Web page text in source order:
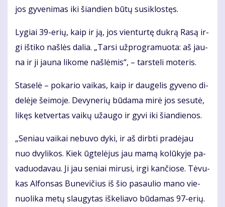
jos gy­ve­ni­mas iki šian­dien bū­tų su­si­klos­tęs.
Ly­giai 39-erių, kaip ir ją, jos vien­tur­tę duk­rą Ra­są ir­
gi iš­ti­ko naš­lės da­lia. „Tar­si už­prog­ra­muo­ta: aš jau­
na ir ji jau­na li­ko­me naš­lė­mis“, – tars­te­li mo­te­ris.
Sta­se­lė – po­ka­rio vai­kas, kaip ir dau­ge­lis gy­ve­no di­
de­lė­je šei­mo­je. De­vy­ne­rių bū­da­ma mi­rė jos se­su­tė,
li­kęs ket­ver­tas vai­kų už­au­go ir gy­vi iki šian­die­nos.
„Se­niau vai­kai ne­bu­vo dy­ki, ir aš dirb­ti pra­dė­jau
nuo dvy­li­kos. Kiek ūg­te­lė­jus jau ma­mą ko­lū­ky­je pa­
va­duo­da­vau. Ji jau se­niai mi­ru­si, ir­gi kan­čio­se. Tė­vu­
kas Al­fon­sas Bu­ne­vi­čius iš šio pa­sau­lio ma­no vie­
nuo­li­ka me­tų slau­gy­tas iš­ke­lia­vo bū­da­mas 97-erių.